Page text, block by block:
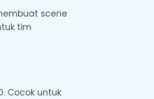
scene
tim
Cocok untuk